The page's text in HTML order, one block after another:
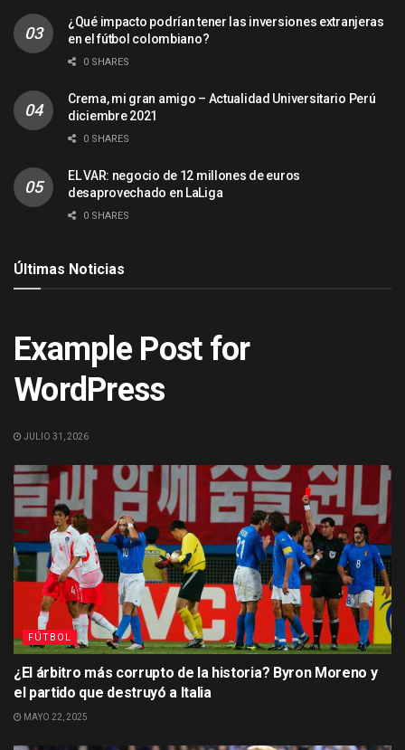
¿Qué impacto podrían tener las inversiones extranjeras
en el fútbol colombiano?
0 SHARES
Crema, mi gran amigo – Actualidad Universitario Perú
diciembre 2021
0 SHARES
EL VAR: negocio de 12 millones de euros
desaprovechado en LaLiga
0 SHARES
Últimas Noticias
ACTUALIDAD
Example Post for
WordPress
JULIO 31, 2026
FÚTBOL
¿El árbitro más corrupto de la historia? Byron Moreno y
el partido que destruyó a Italia
MAYO 22, 2025